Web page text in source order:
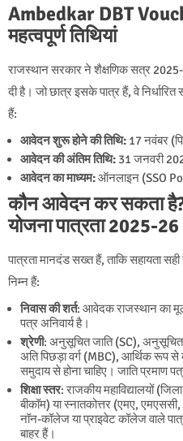
Ambedkar DBT
महत्वपूर्ण तिथियां
राजस्थान सरकार ने शैक्षणिक सत्र
दी है। जो छात्र इसके पात्र हैं, वे
हैं:
आवेदन शुरू होने की तिथि: 17 नवंबर
आवेदन की अंतिम तिथि: 31 जनवरी
आवेदन का माध्यम:ऑनलाइन (SSO
कौन आवेदन कर सकता
योजना पात्रता 2025-
पात्रता मानदंड सख्त हैं, ताकि सहायता
निम्न हैं:
निवास की शर्त: आवेदक राजस्थान का मूल
पत्र अनिवार्य है।
श्रेणी: अनुसूचित जाति (SC), अनुसूचित
अति पिछड़ा वर्ग (MBC), आर्थिक रूप
समुदाय से होना चाहिए। जाति प्रमाण
शिक्षा स्तर: राजकीय महाविद्यालयों
बीकॉम) या स्नातकोत्तर (एमए,
नॉन-कॉलेज या प्राइवेट कॉलेज वाले
बाहर हैं।